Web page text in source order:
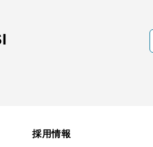
採用情報